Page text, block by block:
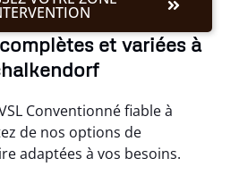
et variées à
Conventionné fiable à
de nos options de
adaptées à vos besoins.